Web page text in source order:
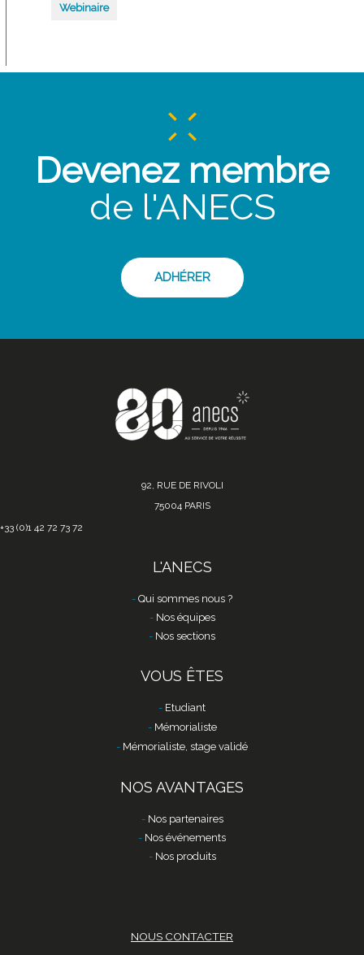
Webinaire
Devenez membre
de l'ANECS
ADHÉRER
92, RUE DE RIVOLI
75004 PARIS
+33 (0)1 42 72 73 72
L'ANECS
Qui sommes nous ?
Nos équipes
Nos sections
VOUS ÊTES
Etudiant
Mémorialiste
Mémorialiste, stage validé
NOS AVANTAGES
Nos partenaires
Nos événements
Nos produits
NOUS CONTACTER